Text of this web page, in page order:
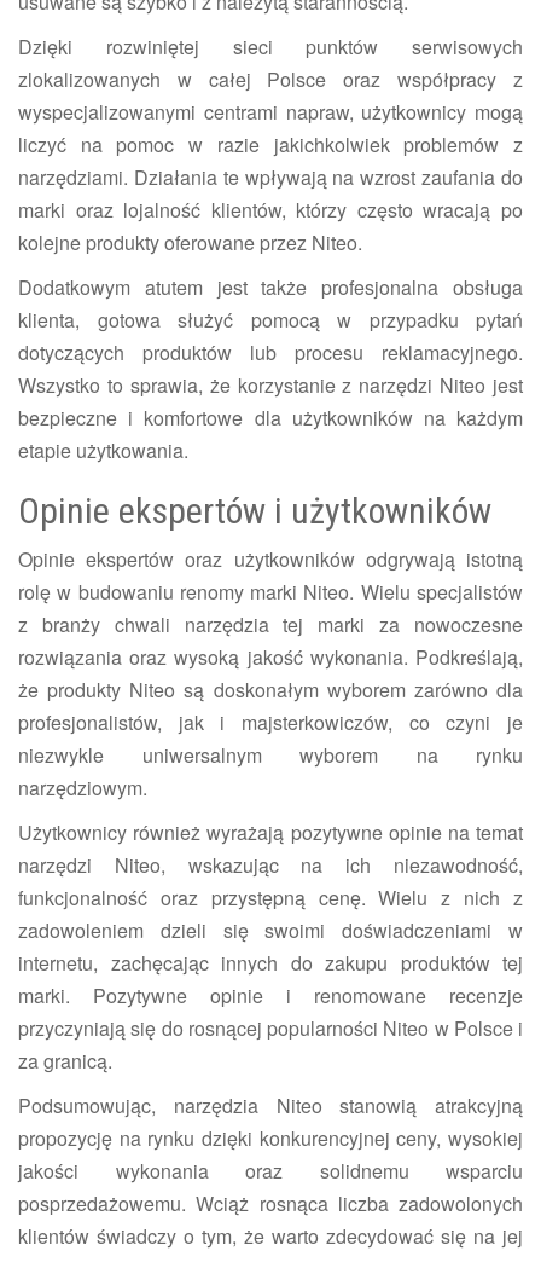
Dzięki rozwiniętej sieci punktów serwisowych
zlokalizowanych w całej Polsce oraz współpracy z
wyspecjalizowanymi centrami napraw, użytkownicy mogą
liczyć na pomoc w razie jakichkolwiek problemów z
narzędziami. Działania te wpływają na wzrost zaufania do
marki oraz lojalność klientów, którzy często wracają po
kolejne produkty oferowane przez Niteo.
Dodatkowym atutem jest także profesjonalna obsługa
klienta, gotowa służyć pomocą w przypadku pytań
dotyczących produktów lub procesu reklamacyjnego.
Wszystko to sprawia, że korzystanie z narzędzi Niteo jest
bezpieczne i komfortowe dla użytkowników na każdym
etapie użytkowania.
Opinie ekspertów i użytkowników
Opinie ekspertów oraz użytkowników odgrywają istotną
rolę w budowaniu renomy marki Niteo. Wielu specjalistów
z branży chwali narzędzia tej marki za nowoczesne
rozwiązania oraz wysoką jakość wykonania. Podkreślają,
że produkty Niteo są doskonałym wyborem zarówno dla
profesjonalistów, jak i majsterkowiczów, co czyni je
niezwykle uniwersalnym wyborem na rynku
narzędziowym.
Użytkownicy również wyrażają pozytywne opinie na temat
narzędzi Niteo, wskazując na ich niezawodność,
funkcjonalność oraz przystępną cenę. Wielu z nich z
zadowoleniem dzieli się swoimi doświadczeniami w
internetu, zachęcając innych do zakupu produktów tej
marki. Pozytywne opinie i renomowane recenzje
przyczyniają się do rosnącej popularności Niteo w Polsce i
za granicą.
Podsumowując, narzędzia Niteo stanowią atrakcyjną
propozycję na rynku dzięki konkurencyjnej ceny, wysokiej
jakości wykonania oraz solidnemu wsparciu
posprzedażowemu. Wciąż rosnąca liczba zadowolonych
klientów świadczy o tym, że warto zdecydować się na jej